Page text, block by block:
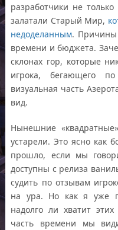
разработчики не
залатали Старый Мир,
недоделанным. Причины
времени и бюджета.
склонах гор, которые
игрока, бегающего
визуальная часть
вид.
Нынешние
устарели. Это ясно как
прошло, если мы
доступны с релиза
судить по отзывам
на ура. Но как я уже
надолго ли хватит
часть времени мы